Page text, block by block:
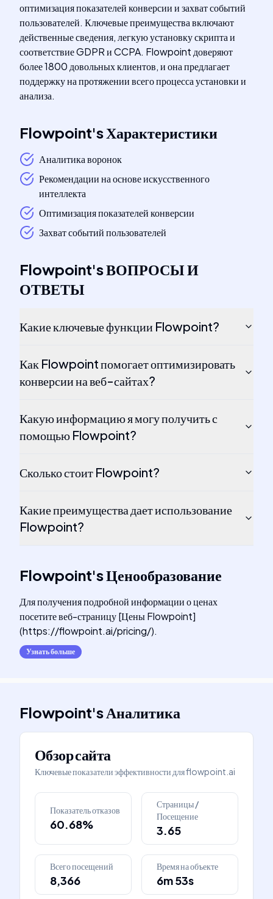
оптимизация показателей конверсии и захват событий
пользователей. Ключевые преимущества включают
действенные сведения, легкую установку скрипта и
соответствие GDPR и CCPA. Flowpoint доверяют
более 1800 довольных клиентов, и она предлагает
поддержку на протяжении всего процесса установки и
анализа.
Flowpoint'sХарактеристики
Аналитика воронок
Рекомендации на основе искусственного
интеллекта
Оптимизация показателей конверсии
Захват событий пользователей
Flowpoint'sВОПРОСЫ И
ОТВЕТЫ
Какие ключевые функции Flowpoint?
Как Flowpoint помогает оптимизировать
конверсии на веб-сайтах?
Какую информацию я могу получить с
помощью Flowpoint?
Сколько стоит Flowpoint?
Какие преимущества дает использование
Flowpoint?
Flowpoint'sЦенообразование
Для получения подробной информации о ценах
посетите веб-страницу [Цены Flowpoint]
(https://flowpoint.ai/pricing/).
Узнать больше
Flowpoint'sАналитика
Обзор сайта
Ключевые показатели эффективности дляflowpoint.ai
Показатель отказов
60.68%
Страницы /
Посещение
3.65
Всего посещений
8,366
Время на объекте
6m 53s